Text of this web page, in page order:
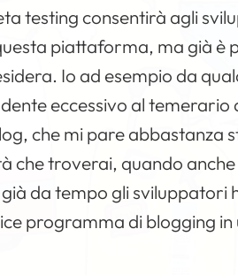
testing consentirà agli
piattaforma, ma già è
Io ad esempio da
eccessivo al temerario
che mi pare abbastanza
che troverai, quando
da tempo gli
programma di blogging in